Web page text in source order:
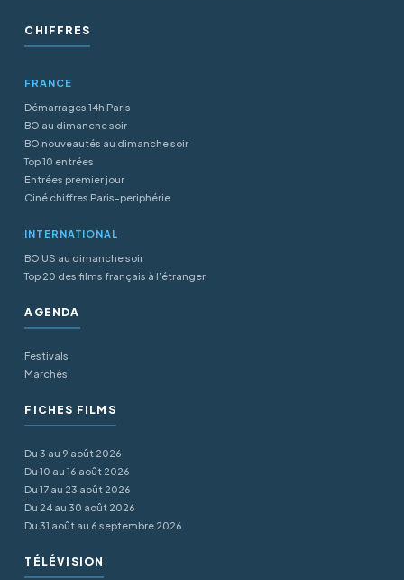
CHIFFRES
FRANCE
Démarrages 14h Paris
BO au dimanche soir
BO nouveautés au dimanche soir
Top 10 entrées
Entrées premier jour
Ciné chiffres Paris-periphérie
INTERNATIONAL
BO US au dimanche soir
Top 20 des films français à l’étranger
AGENDA
Festivals
Marchés
FICHES FILMS
Du 3 au 9 août 2026
Du 10 au 16 août 2026
Du 17 au 23 août 2026
Du 24 au 30 août 2026
Du 31 août au 6 septembre 2026
TÉLÉVISION